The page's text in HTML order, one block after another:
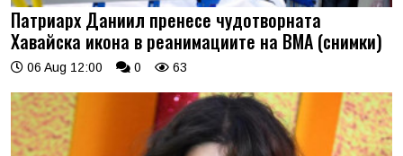
Патриарх Даниил пренесе чудотворната
Хавайска икона в реанимациите на ВМА (снимки)
06 Aug 12:00 0 63